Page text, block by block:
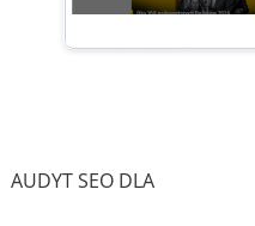
AUDYT SEO DLA